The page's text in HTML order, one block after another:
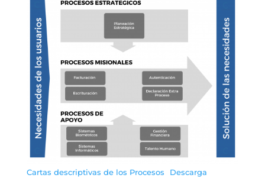
Cartas descriptivas de los Procesos Descarga